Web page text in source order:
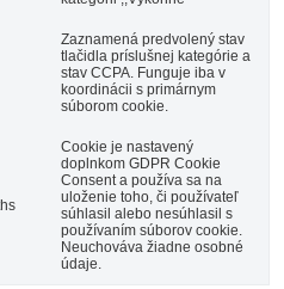
Zaznamená predvolený stav
tlačidla príslušnej kategórie a
stav CCPA. Funguje iba v
koordinácii s primárnym
súborom cookie.
Cookie je nastavený
doplnkom GDPR Cookie
Consent a používa sa na
uloženie toho, či používateľ
súhlasil alebo nesúhlasil s
používaním súborov cookie.
Neuchováva žiadne osobné
údaje.